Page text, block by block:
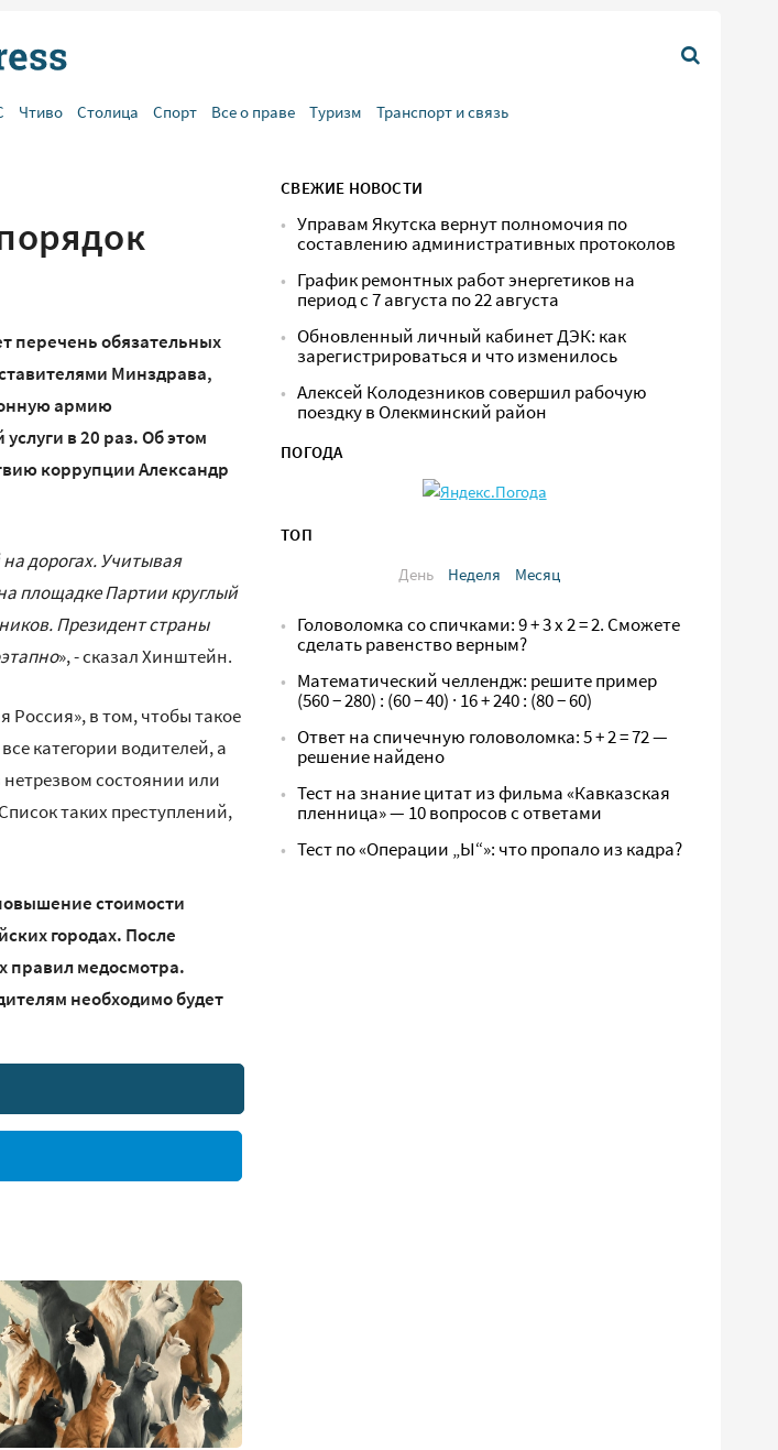
Чтиво Столица Спорт Все о праве Туризм Транспорт и связь
перечень обязательных
Минздрава,
армию
в 20 раз. Об этом
коррупции Александр
дорогах. Учитывая
площадке Партии круглый
Президент страны
», - сказал Хинштейн.
Россия», в том, чтобы такое
категории водителей, а
нетрезвом состоянии или
таких преступлений,
стоимости
городах. После
правил медосмотра.
необходимо будет
СВЕЖИЕ НОВОСТИ
Управам Якутска вернут полномочия по
составлению административных протоколов
График ремонтных работ энергетиков на
период с 7 августа по 22 августа
Обновленный личный кабинет ДЭК: как
зарегистрироваться и что изменилось
Алексей Колодезников совершил рабочую
поездку в Олекминский район
ПОГОДА
ТОП
День
Неделя Месяц
Головоломка со спичками: 9 + 3 х 2 = 2. Сможете
сделать равенство верным?
Математический челлендж: решите пример
(560 − 280) : (60 − 40) · 16 + 240 : (80 − 60)
Ответ на спичечную головоломка: 5 + 2 = 72 —
решение найдено
Тест на знание цитат из фильма «Кавказская
пленница» — 10 вопросов с ответами
Тест по «Операции „Ы“»: что пропало из кадра?